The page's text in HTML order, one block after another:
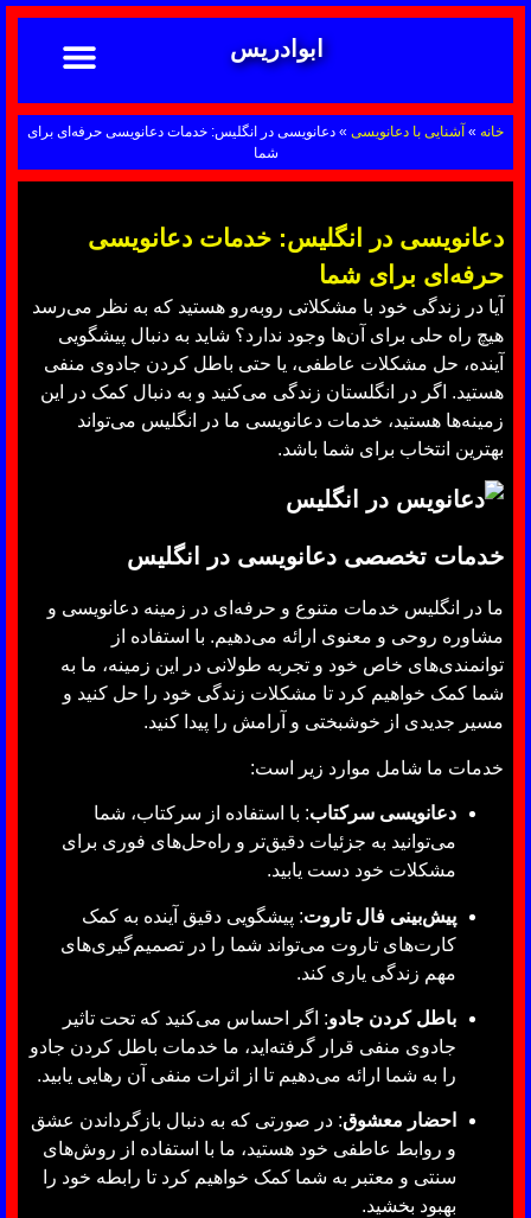
ابوادریس
خانه » آشنایی با دعانویسی » دعانویسی در انگلیس: خدمات دعانویسی حرفه‌ای برای
شما
دعانویسی در انگلیس: خدمات دعانویسی
حرفه‌ای برای شما
آیا در زندگی خود با مشکلاتی روبه‌رو هستید که به نظر می‌رسد
هیچ راه حلی برای آن‌ها وجود ندارد؟ شاید به دنبال پیشگویی
آینده، حل مشکلات عاطفی، یا حتی باطل کردن جادوی منفی
هستید. اگر در انگلستان زندگی می‌کنید و به دنبال کمک در این
زمینه‌ها هستید، خدمات دعانویسی ما در انگلیس می‌تواند
بهترین انتخاب برای شما باشد.
خدمات تخصصی دعانویسی در انگلیس
ما در انگلیس خدمات متنوع و حرفه‌ای در زمینه دعانویسی و
مشاوره روحی و معنوی ارائه می‌دهیم. با استفاده از
توانمندی‌های خاص خود و تجربه طولانی در این زمینه، ما به
شما کمک خواهیم کرد تا مشکلات زندگی خود را حل کنید و
مسیر جدیدی از خوشبختی و آرامش را پیدا کنید.
خدمات ما شامل موارد زیر است:
دعانویسی سرکتاب: با استفاده از سرکتاب، شما
می‌توانید به جزئیات دقیق‌تر و راه‌حل‌های فوری برای
مشکلات خود دست یابید.
پیش‌بینی فال تاروت: پیشگویی دقیق آینده به کمک
کارت‌های تاروت می‌تواند شما را در تصمیم‌گیری‌های
مهم زندگی یاری کند.
باطل کردن جادو: اگر احساس می‌کنید که تحت تاثیر
جادوی منفی قرار گرفته‌اید، ما خدمات باطل کردن جادو
را به شما ارائه می‌دهیم تا از اثرات منفی آن رهایی یابید.
احضار معشوق: در صورتی که به دنبال بازگرداندن عشق
و روابط عاطفی خود هستید، ما با استفاده از روش‌های
سنتی و معتبر به شما کمک خواهیم کرد تا رابطه خود را
بهبود بخشید.